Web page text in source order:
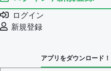
例文の削除を審査する
審査に対する投票権
決定に必要な投票数 -
問題の編集権限を持
ログイン
新規登録
アプリをダウンロード！